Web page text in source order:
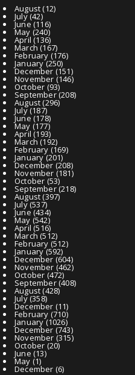
August(12)
July(42)
June(116)
May (240)
April (136)
March (167)
February (176)
January(250)
December (151)
November (146)
October (93)
September(208)
August(296)
July(187)
June(178)
May (177)
April (193)
March (192)
February (169)
January(201)
December (208)
November (181)
October (53)
September(218)
August(397)
July(537)
June(434)
May (542)
April (516)
March (512)
February (512)
January(592)
December (604)
November (462)
October (472)
September(408)
August(428)
July(358)
December (11)
February (710)
January(1026)
December (743)
November (315)
October (20)
June (13)
May (1)
December (6)